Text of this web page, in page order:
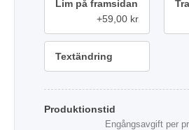
Lim på framsidan
+59,00 kr
Textändring
Produktionstid
Engångsavgift per